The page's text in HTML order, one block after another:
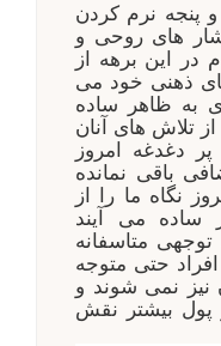
پنجه نرم کردن
های روحی و
در این برهه از
های ذهنی خود می
به ظاهر ساده
تلاش های آنان
دغدغه امروز
باقی نمانده
نگاه ما را از
ساده می آیند
متاسفانه
حتی متوجه
نیز نمی شوند و
پول بیشتر نقش